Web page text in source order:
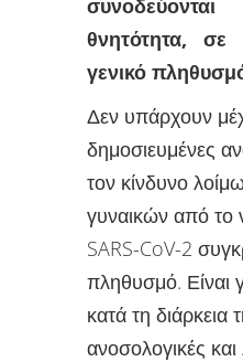
θνητότητα,
γενικό
Δεν υπάρχουν
δημοσιευμένες
τον κίνδυνο
γυναικών από το
SARS-CoV-2
πληθυσμό. Είναι
κατά τη διάρκεια
ανοσολογικές και